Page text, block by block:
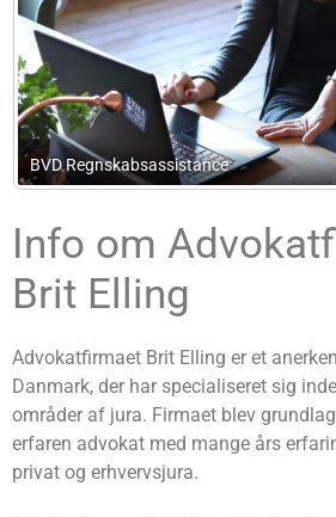
Winsløw
Info om
Brit Elling
Advokatfirmaet Brit Elling er et
Danmark, der har specialiseret sig
områder af jura. Firmaet blev
erfaren advokat med mange års
privat og erhvervsjura.